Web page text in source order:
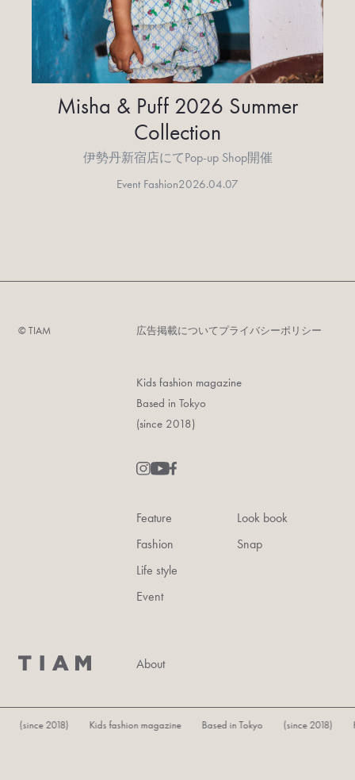
Misha & Puff 2026 Summer
Collection
伊勢丹新宿店にてPop-up Shop開催
Event Fashion2026.04.07
©︎ TIAM 広告掲載についてプライバシーポリシー
Kids fashion magazine
Based in Tokyo
(since 2018)
Feature
Fashion
Life style
Event
Look book
Snap
About
2018) Kids fashion magazine Based in Tokyo (since 2018) Kids